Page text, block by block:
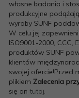
własne badania i
produkcyjne
wyroby SUNF
W celu jej
ISO9001-2000, CCC,
produktów SUNF
klientów
swojej ofercie!Przed
plikiem Zalecenia
się on tutaj.